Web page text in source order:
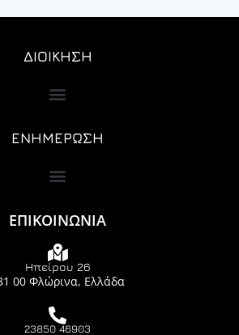
ΔΙΟΙΚΗΣΗ
ΕΝΗΜΕΡΩΣΗ
ΕΠΙΚΟΙΝΩΝΙΑ
Ηπείρου 26
00 Φλώρινα, Ελλάδα
23850 46903